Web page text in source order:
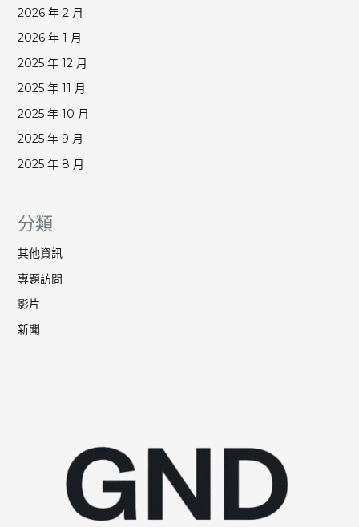
2026 年 2 月
2026 年 1 月
2025 年 12 月
2025 年 11 月
2025 年 10 月
2025 年 9 月
2025 年 8 月
分類
其他資訊
專題訪問
影片
新聞